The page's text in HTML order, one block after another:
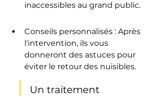
inaccessibles au grand public.
Conseils personnalisés : Après
l'intervention, ils vous
donneront des astuces pour
éviter le retour des nuisibles.
Un traitement